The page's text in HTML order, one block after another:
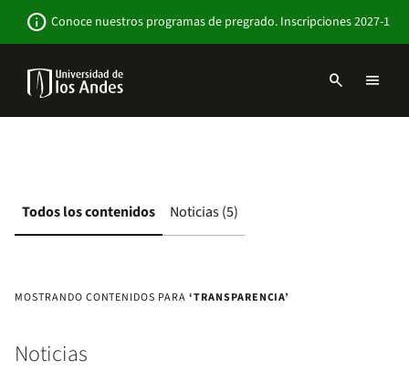
contenido
info Conoce nuestros programas de pregrado. Inscripciones 2027-1
Navbar
search menu
Todos los contenidos Noticias (5)
MOSTRANDO CONTENIDOS PARA ‘TRANSPARENCIA’
Noticias